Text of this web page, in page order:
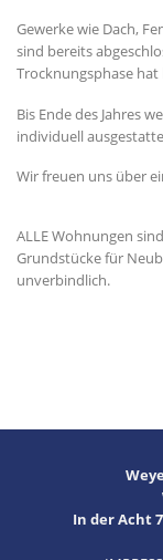
Gewerke wie Dach,
sind bereits
Trocknungsphase
Bis Ende des Jahres
individuell
Wir freuen uns über
ALLE Wohnungen
Grundstücke für
unverbindlich.
In der Acht